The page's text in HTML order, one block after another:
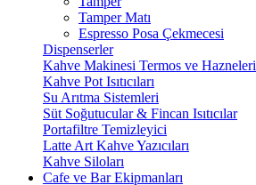
Tamper Matı
Espresso Posa Çekmecesi
Dispenserler
Kahve Makinesi Termos ve Hazneleri
Kahve Pot Isıtıcıları
Su Arıtma Sistemleri
Süt Soğutucular & Fincan Isıtıcılar
Portafiltre Temizleyici
Latte Art Kahve Yazıcıları
Kahve Siloları
Cafe ve Bar Ekipmanları